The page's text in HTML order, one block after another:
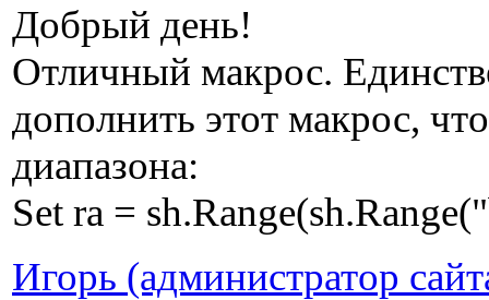
Добрый день!
Отличный макрос.
дополнить этот макрос,
диапазона:
Set ra =
Игорь (администратор